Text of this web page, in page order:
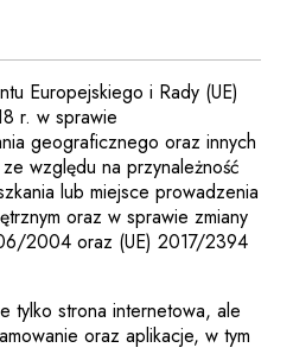
Europejskiego i Rady (UE)
r. w sprawie
geograficznego oraz innych
względu na przynależność
lub miejsce prowadzenia
oraz w sprawie zmiany
2004 oraz (UE) 2017/2394
tylko strona internetowa, ale
oraz aplikacje, w tym